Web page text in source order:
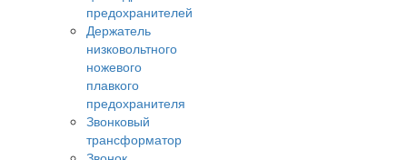
предохранителей
Держатель
низковольтного
ножевого
плавкого
предохранителя
Звонковый
трансформатор